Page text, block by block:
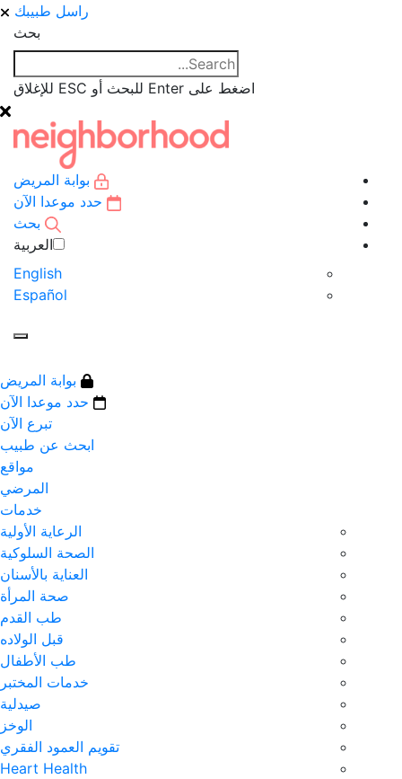
راسل طبيبك
بحث
اضغط على Enter للبحث أو ESC للإغلاق
بوابة المريض
حدد موعدا الآن
بحث
العربية‏
English
Español
بوابة المريض
حدد موعدا الآن
تبرع الآن
ابحث عن طبيب
مواقع
المرضي
خدمات
الرعاية الأولية
الصحة السلوكية
العناية بالأسنان
صحة المرأة
طب القدم
قبل الولاده
طب الأطفال
خدمات المختبر
صيدلية
الوخز
تقويم العمود الفقري
Heart Health